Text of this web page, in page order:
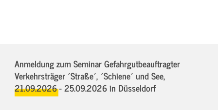
Anmeldung zum Seminar Gefahrgutbeauftragter
Verkehrsträger ´Straße´, ´Schiene´ und See,
21.09.2026 - 25.09.2026in Düsseldorf